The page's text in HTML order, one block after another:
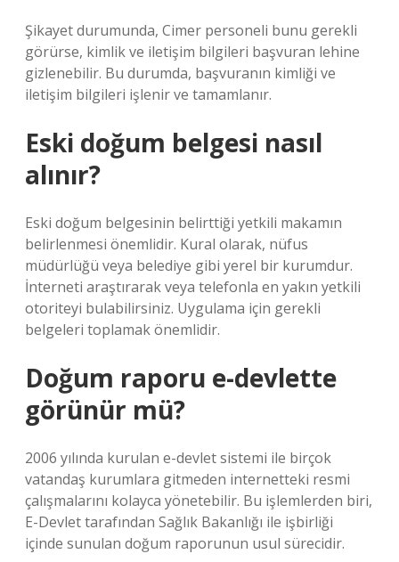
Şikayet durumunda, Cimer personeli bunu gerekli
görürse, kimlik ve iletişim bilgileri başvuran lehine
gizlenebilir. Bu durumda, başvuranın kimliği ve
iletişim bilgileri işlenir ve tamamlanır.
Eski doğum belgesi nasıl
alınır?
Eski doğum belgesinin belirttiği yetkili makamın
belirlenmesi önemlidir. Kural olarak, nüfus
müdürlüğü veya belediye gibi yerel bir kurumdur.
İnterneti araştırarak veya telefonla en yakın yetkili
otoriteyi bulabilirsiniz. Uygulama için gerekli
belgeleri toplamak önemlidir.
Doğum raporu e-devlette
görünür mü?
2006 yılında kurulan e-devlet sistemi ile birçok
vatandaş kurumlara gitmeden internetteki resmi
çalışmalarını kolayca yönetebilir. Bu işlemlerden biri,
E-Devlet tarafından Sağlık Bakanlığı ile işbirliği
içinde sunulan doğum raporunun usul sürecidir.